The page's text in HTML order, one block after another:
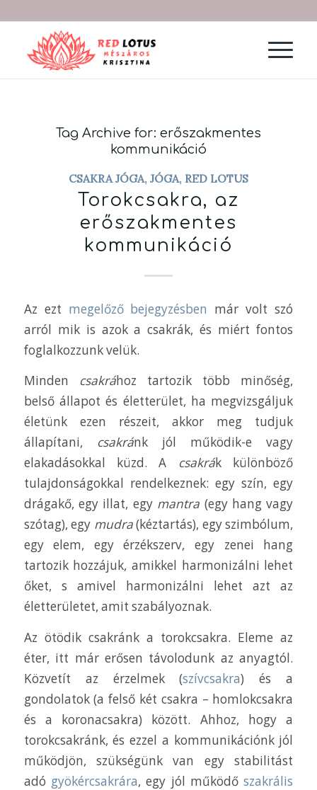
Tag Archive for: erőszakmentes
kommunikáció
CSAKRA JÓGA, JÓGA, RED LOTUS
Torokcsakra, az
erőszakmentes
kommunikáció
Az ezt megelőző bejegyzésben már volt szó
arról mik is azok a csakrák, és miért fontos
foglalkozzunk velük.
Minden csakrához tartozik több minőség,
belső állapot és életterület, ha megvizsgáljuk
életünk ezen részeit, akkor meg tudjuk
állapítani, csakránk jól működik-e vagy
elakadásokkal küzd. A csakrák különböző
tulajdonságokkal rendelkeznek: egy szín, egy
drágakő, egy illat, egy mantra (egy hang vagy
szótag), egy mudra(kéztartás), egy szimbólum,
egy elem, egy érzékszerv, egy zenei hang
tartozik hozzájuk, amikkel harmonizálni lehet
őket, s amivel harmonizálni lehet azt az
életterületet, amit szabályoznak.
Az ötödik csakránk a torokcsakra. Eleme az
éter, itt már erősen távolodunk az anyagtól.
Közvetít az érzelmek (szívcsakra) és a
gondolatok (a felső két csakra – homlokcsakra
és a koronacsakra) között. Ahhoz, hogy a
torokcsakránk, és ezzel a kommunikációnk jól
működjön, szükségünk van egy stabilitást
adó gyökércsakrára, egy jól működőszakrális